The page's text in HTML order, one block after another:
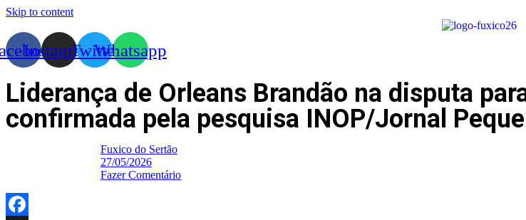
Skip to content
InstagramTwitterWhatsapp
Liderança de Orleans Brandão na disputa
confirmada pela pesquisa INOP/Jornal
Fuxico do Sertão
27/05/2026
Fazer Comentário